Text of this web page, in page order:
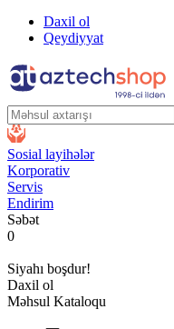
Daxil ol
Qeydiyyat
Sosial layihələr
Korporativ
Servis
Endirim
Səbət
0
Siyahı boşdur!
Daxil ol
Məhsul Kataloqu